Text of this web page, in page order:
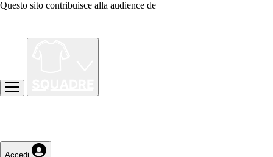
Questo sito contribuisce alla audience de
Accedi